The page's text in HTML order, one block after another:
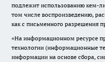
подлежит использованию кем-
том числе воспроизведению,
как с письменного разрешения
«На информационном ресурсе
технологии (информационные
информации на основе сбора,